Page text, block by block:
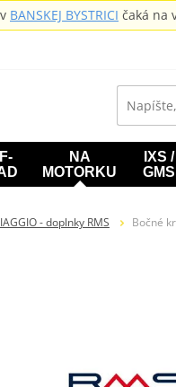
BANSKEJ BYSTRICI čaká na
NA
MOTORKU
IXS /
GMS
- doplnky RMS Bočné